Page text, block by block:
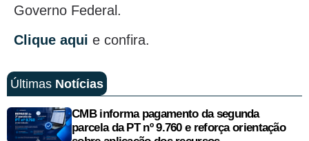
Governo Federal.
Clique aqui e confira.
Últimas Notícias
CMB informa pagamento da segunda
parcela da PT nº 9.760 e reforça orientação